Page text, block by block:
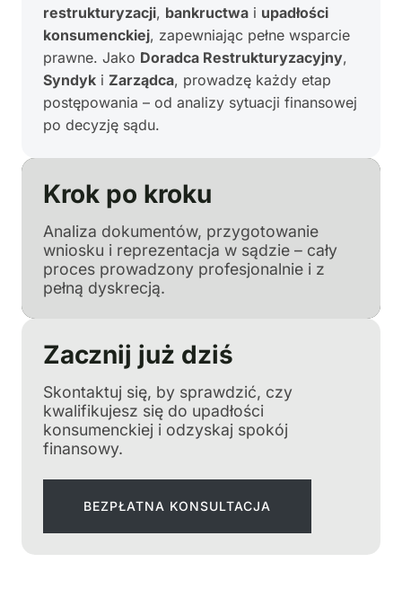
restrukturyzacji, bankructwa i upadłości
konsumenckiej, zapewniając pełne wsparcie
prawne. Jako Doradca Restrukturyzacyjny,
Syndyk i Zarządca, prowadzę każdy etap
postępowania – od analizy sytuacji finansowej
po decyzję sądu.
Krok po kroku
Analiza dokumentów, przygotowanie
wniosku i reprezentacja w sądzie – cały
proces prowadzony profesjonalnie i z
pełną dyskrecją.
Zacznij już dziś
Skontaktuj się, by sprawdzić, czy
kwalifikujesz się do upadłości
konsumenckiej i odzyskaj spokój
finansowy.
BEZPŁATNA KONSULTACJA